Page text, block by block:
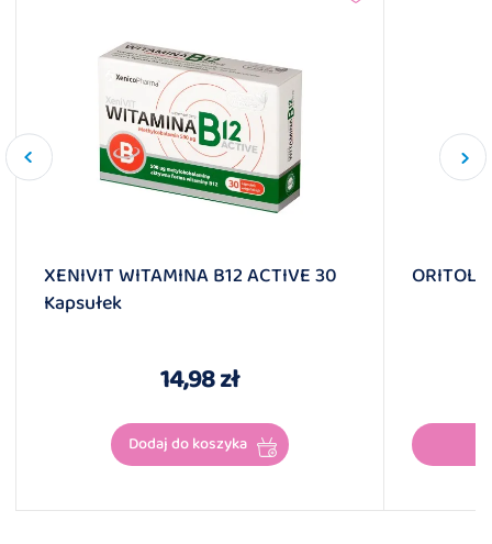
XENIVIT WITAMINA B12 ACTIVE 30
Kapsułek
14,98 zł
Dodaj do koszyka